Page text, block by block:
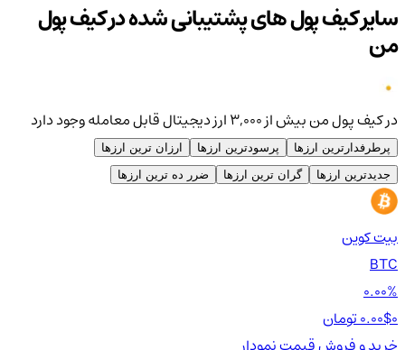
سایر کیف پول های پشتیبانی شده در کیف پول
من
در کیف پول من بیش از ۳,۰۰۰ ارز دیجیتال قابل معامله وجود دارد
پرطرفدارترین ارزها پرسودترین ارزها
ارزان ترین ارزها
جدیدترین ارزها
گران ترین ارزها ضرر ده ترین ارزها
بیت کوین
BTC
0.00%
0.00$